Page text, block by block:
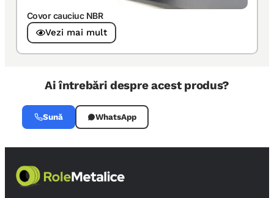
Covor cauciuc NBR
Vezi mai mult
Ai întrebări despre acest produs?
Sună WhatsApp